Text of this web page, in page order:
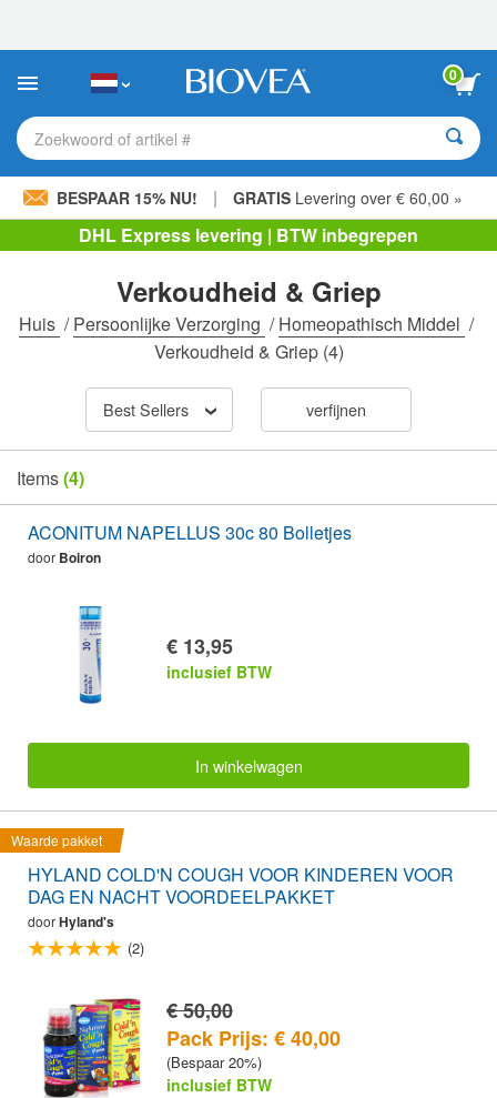
Deze
bevat
toegankelijkheidssysteem.
0
Zoekwoord of artikel #
BESPAAR 15% NU! | GRATIS Levering over € 60,00 »
DHL Express levering | BTW inbegrepen
Verkoudheid & Griep
Huis /Persoonlijke Verzorging /Homeopathisch Middel /
Verkoudheid & Griep(4)
Best Sellers verfijnen
Items(4)
ACONITUM NAPELLUS 30c 80 Bolletjes
door Boiron
€ 13,95
inclusief BTW
In winkelwagen
Waarde pakket
HYLAND COLD'N COUGH VOOR KINDEREN VOOR
DAG EN NACHT VOORDEELPAKKET
doorHyland's
(2)
€ 50,00
Pack Prijs: € 40,00
(Bespaar 20%)
inclusief BTW